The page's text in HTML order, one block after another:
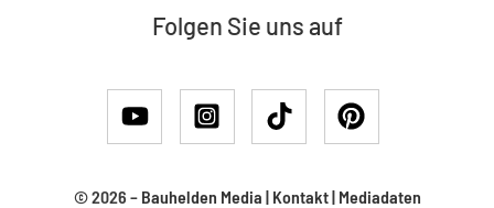
Folgen Sie uns auf
© 2026 – Bauhelden Media | Kontakt| Mediadaten